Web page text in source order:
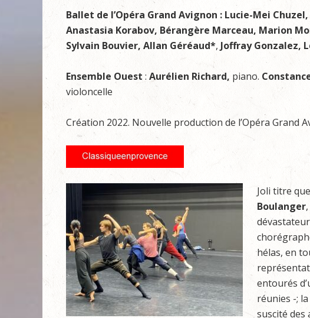
Ballet de l’Opéra Grand Avignon : Lucie-Mei
Anastasia Korabov, Bérangère Marceau, Marion
Sylvain Bouvier, Allan Géréaud*, Joffray Gonzalez,
Ensemble Ouest : Aurélien Richard, piano.
violoncelle
Création 2022. Nouvelle production de l’Opéra Grand
Joli titre
Boulanger
hélas, en
entourés
réunies -;
suscité des